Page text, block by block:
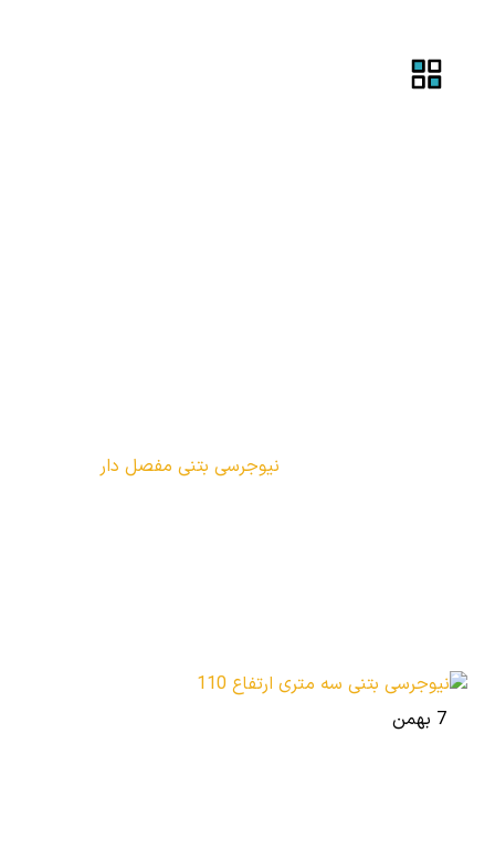
نیوجرسی بتنی مفصل دار
7 بهمن